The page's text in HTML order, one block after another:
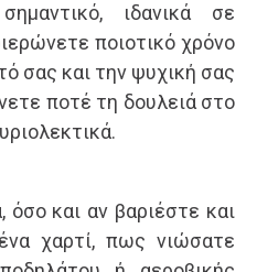
ιδανικά σε
ποιοτικό χρόνο
σας και την ψυχική σας
ποτέ τη δουλειά στο
και αν βαριέστε και
χαρτί, πως νιώσατε